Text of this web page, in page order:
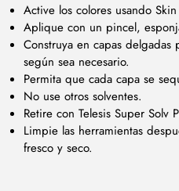
Active los colores usando
Aplique con un pincel,
Construya en capas
según sea necesario.
Permita que cada capa se
No use otros solventes.
Retire con Telesis Super Solv
Limpie las herramientas
fresco y seco.